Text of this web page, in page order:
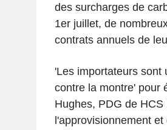
des surcharges de
1er juillet, de
contrats annuels de
'Les importateurs sont
contre la montre' pour
Hughes, PDG de
l'approvisionnement